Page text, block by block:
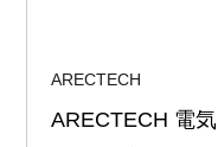
ARECTECH
ARECTECH 電